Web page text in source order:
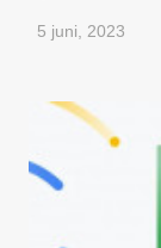
5 juni, 2023